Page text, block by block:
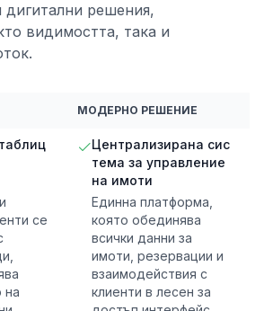
дигитални решения,
видимостта, така и
МОДЕРНО РЕШЕНИЕ
се
на
Централизирана сис
тема за управление
на имоти
Единна платформа,
която обединява
всички данни за
имоти, резервации и
взаимодействия с
клиенти в лесен за